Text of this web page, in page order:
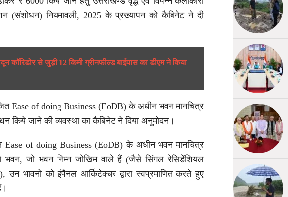
(संशोधन) नियमावली, 2025 के प्रख्यापन को कैबिनेट ने दी
कॉरिडोर से जुड़ी 12 किमी ग्रीनफील्ड बाईपास का डीएम ने किया
Ease of doing Business (EoDB) के अधीन भवन मानचित्र
किये जाने की व्यवस्था का कैबिनेट ने दिया अनुमोदन।
Ease of doing Business (EoDB) के अधीन भवन मानचित्र
भवन, जो भवन निम्न जोखिम वाले हैं (जैसे सिंगल रेसिडेंशियल
उन भावनो को इंपैनल आर्किटेक्चर द्वारा स्वप्रमाणित करते हुए